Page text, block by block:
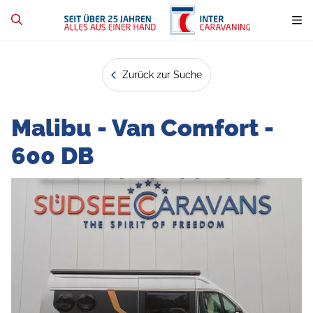
Zurück zur Suche
Malibu - Van Comfort -
600 DB